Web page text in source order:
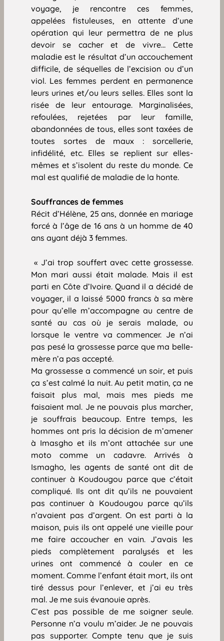
voyage, je rencontre ces femmes,
appelées fistuleuses, en attente d’une
opération qui leur permettra de ne plus
devoir se cacher et de vivre… Cette
maladie est le résultat d’un accouchement
difficile, de séquelles de l’excision ou d’un
viol. Les femmes perdent en permanence
leurs urines et/ou leurs selles. Elles sont la
risée de leur entourage. Marginalisées,
refoulées, rejetées par leur famille,
abandonnées de tous, elles sont taxées de
toutes sortes de maux : sorcellerie,
infidélité, etc. Elles se replient sur elles-
mêmes et s’isolent du reste du monde. Ce
mal est qualifié de maladie de la honte.
Souffrances de femmes
Récit d’Hélène, 25 ans, donnée en mariage
forcé à l’âge de 16 ans à un homme de 40
ans ayant déjà 3 femmes.
« J’ai trop souffert avec cette grossesse.
Mon mari aussi était malade. Mais il est
parti en Côte d’Ivoire. Quand il a décidé de
voyager, il a laissé 5000 francs à sa mère
pour qu’elle m’accompagne au centre de
santé au cas où je serais malade, ou
lorsque le ventre va commencer. Je n’ai
pas pesé la grossesse parce que ma belle-
mère n’a pas accepté.
Ma grossesse a commencé un soir, et puis
ça s’est calmé la nuit. Au petit matin, ça ne
faisait plus mal, mais mes pieds me
faisaient mal. Je ne pouvais plus marcher,
je souffrais beaucoup. Entre temps, les
hommes ont pris la décision de m’amener
à Imasgho et ils m’ont attachée sur une
moto comme un cadavre. Arrivés à
Ismagho, les agents de santé ont dit de
continuer à Koudougou parce que c’était
compliqué. Ils ont dit qu’ils ne pouvaient
pas continuer à Koudougou parce qu’ils
n’avaient pas d’argent. On est parti à la
maison, puis ils ont appelé une vieille pour
me faire accoucher en vain. J’avais les
pieds complètement paralysés et les
urines ont commencé à couler en ce
moment. Comme l’enfant était mort, ils ont
tiré dessus pour l’enlever, et j’ai eu très
mal. Je me suis évanouie après.
C’est pas possible de me soigner seule.
Personne n’a voulu m’aider. Je ne pouvais
pas supporter. Compte tenu que je suis